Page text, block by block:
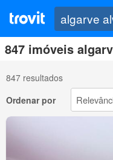
847 imóveis
847 resultados
Ordenar por